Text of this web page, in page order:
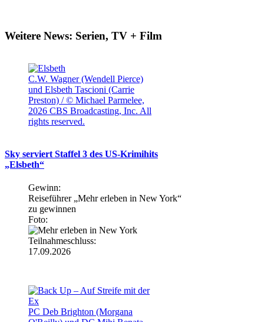
Weitere News: Serien, TV + Film
C.W. Wagner (Wendell Pierce)
und Elsbeth Tascioni (Carrie
Preston) / © Michael Parmelee,
2026 CBS Broadcasting, Inc. All
rights reserved.
Sky serviert Staffel 3 des US-Krimihits
„Elsbeth“
Gewinn:
Reiseführer „Mehr erleben in New York“
zu gewinnen
Foto:
Teilnahmeschluss:
17.09.2026
PC Deb Brighton (Morgana